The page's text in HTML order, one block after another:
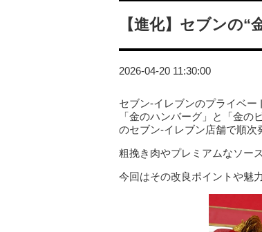
【進化】セブンの“
2026-04-20 11:30:00
セブン‐イレブンのプライベ
「金のハンバーグ」と「金
のセブン‐イレブン店舗で順次
粗挽き肉やプレミアムなソー
今回はその改良ポイントや魅